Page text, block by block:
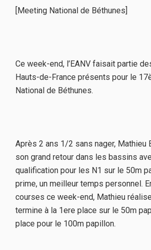
[Meeting National de Béthunes]
Ce week-end, l’EANV faisait partie
Hauts-de-France présents pour le
National de Béthunes.
Après 2 ans 1/2 sans nager, Mathieu
son grand retour dans les bassins
qualification pour les N1 sur le 50m
prime, un meilleur temps personnel.
courses ce week-end, Mathieu
termine à la 1ere place sur le 50m
place pour le 100m papillon.